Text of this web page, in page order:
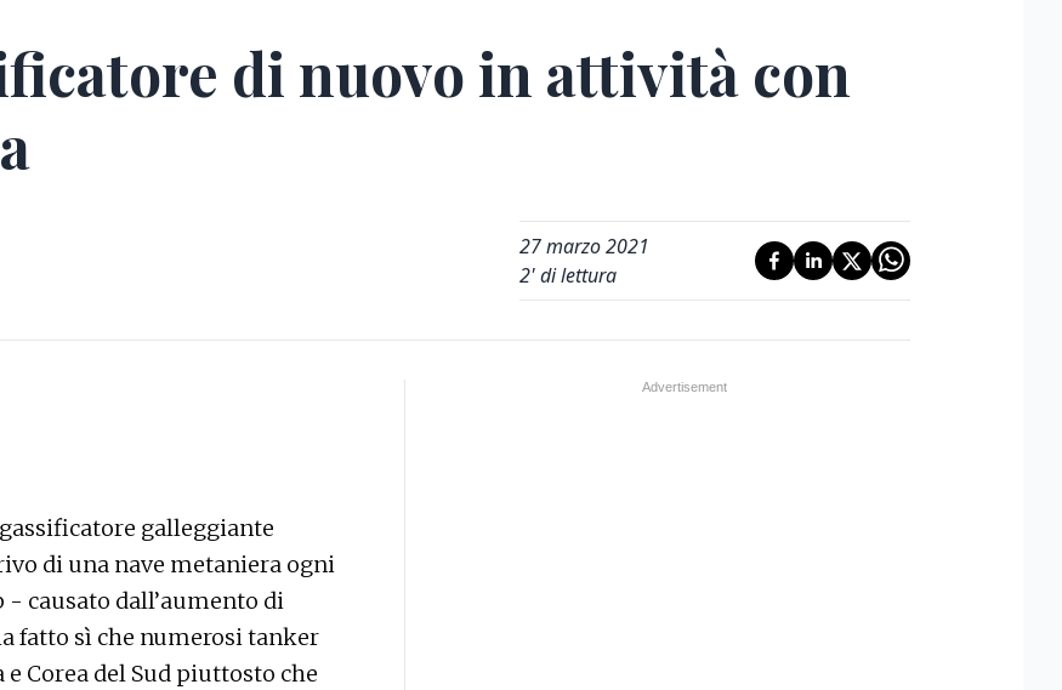
di nuovo in attività con
27 marzo 2021
2' di lettura
galleggiante
di una nave metaniera ogni
causato dall’aumento di
fatto sì che numerosi tanker
Corea del Sud piuttosto che